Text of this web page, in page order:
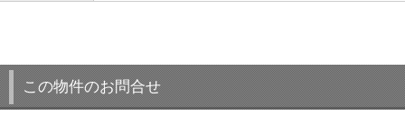
この物件のお問合せ